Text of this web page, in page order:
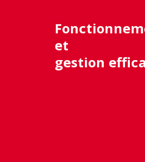
et
gestion